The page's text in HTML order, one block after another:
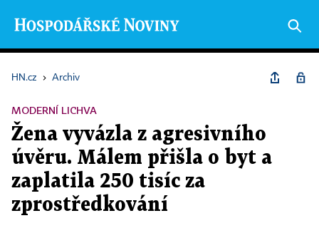
HN.cz › Archiv
MODERNÍ LICHVA
Žena vyvázla z agresivního
úvěru. Málem přišla o byt a
zaplatila 250 tisíc za
zprostředkování